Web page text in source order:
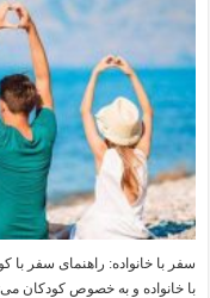
سفر
با
کودکان
سفر با خانواده: راهنمای سفر با
با خانواده و به خصوص کودکان